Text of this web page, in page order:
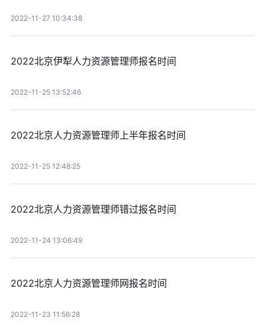
2022-11-27 10:34:38
2022北京伊犁人力资源管理师报名时间
2022-11-25 13:52:46
2022北京人力资源管理师上半年报名时间
2022-11-25 12:48:25
2022北京人力资源管理师错过报名时间
2022-11-24 13:06:49
2022北京人力资源管理师网报名时间
2022-11-23 11:56:28